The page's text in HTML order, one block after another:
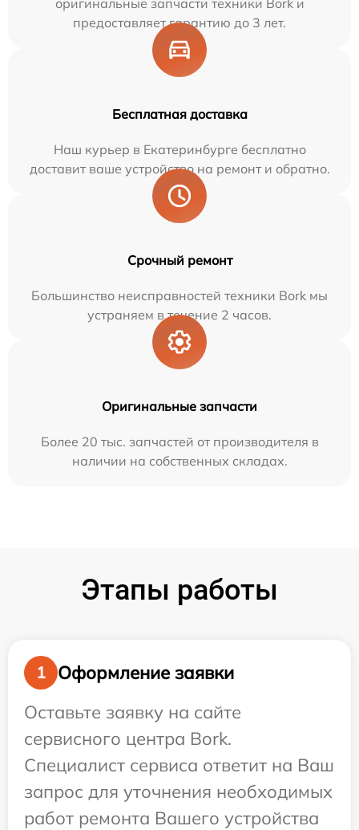
оригинальные запчасти техники Bork и
предоставляет гарантию до 3 лет.
Бесплатная доставка
Наш курьер в Екатеринбурге бесплатно
доставит ваше устройство на ремонт и обратно.
Срочный ремонт
Большинство неисправностей техники Bork мы
устраняем в течение 2 часов.
Оригинальные запчасти
Более 20 тыс. запчастей от производителя в
наличии на собственных складах.
Этапы работы
1
Оформление заявки
Оставьте заявку на сайте
сервисного центра Bork.
Специалист сервиса ответит на Ваш
запрос для уточнения необходимых
работ ремонта Вашего устройства